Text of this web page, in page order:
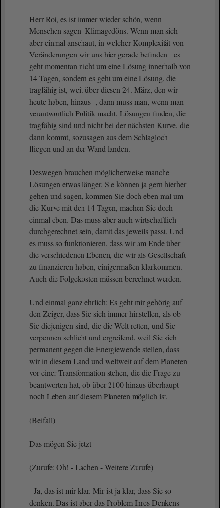
Herr Roi, es ist immer wieder schön, wenn
Menschen sagen: Klimagedöns. Wenn man sich
aber einmal anschaut, in welcher Komplexität von
Veränderungen wir uns hier gerade befinden - es
geht momentan nicht um eine Lösung innerhalb von
14 Tagen, sondern es geht um eine Lösung, die
tragfähig ist, weit über diesen 24. März, den wir
heute haben, hinaus , dann muss man, wenn man
verantwortlich Politik macht, Lösungen finden, die
tragfähig sind und nicht bei der nächsten Kurve, die
dann kommt, sozusagen aus dem Schlagloch
fliegen und an der Wand landen.
Deswegen brauchen möglicherweise manche
Lösungen etwas länger. Sie können ja gern hierher
gehen und sagen, kommen Sie doch eben mal um
die Kurve mit den 14 Tagen, machen Sie doch
einmal eben. Das muss aber auch wirtschaftlich
durchgerechnet sein, damit das jeweils passt. Und
es muss so funktionieren, dass wir am Ende über
die verschiedenen Ebenen, die wir als Gesellschaft
zu finanzieren haben, einigermaßen klarkommen.
Auch die Folgekosten müssen berechnet werden.
Und einmal ganz ehrlich: Es geht mir gehörig auf
den Zeiger, dass Sie sich immer hinstellen, als ob
Sie diejenigen sind, die die Welt retten, und Sie
verpennen schlicht und ergreifend, weil Sie sich
permanent gegen die Energiewende stellen, dass
wir in diesem Land und weltweit auf dem Planeten
vor einer Transformation stehen, die die Frage zu
beantworten hat, ob über 2100 hinaus überhaupt
noch Leben auf diesem Planeten möglich ist.
(Beifall)
Das mögen Sie jetzt
(Zurufe: Oh! - Lachen - Weitere Zurufe)
- Ja, das ist mir klar. Mir ist ja klar, dass Sie so
denken. Das ist aber das Problem Ihres Denkens